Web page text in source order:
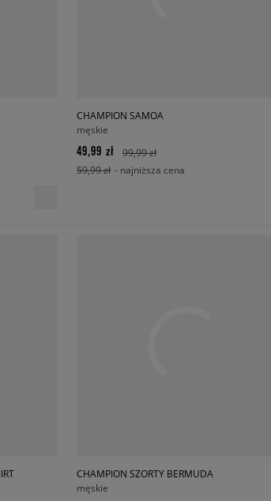
CHAMPION SAMOA
męskie
49,99 zł
99,99 zł
59,99 zł - najniższa cena
CHAMPION SZORTY BERMUDA
męskie